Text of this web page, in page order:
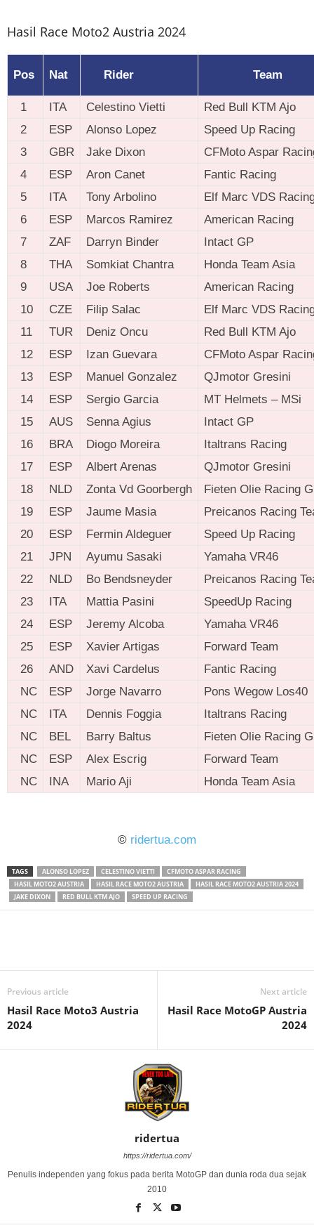
Hasil Race Moto2 Austria 2024
Pos Nat Rider Team
1 ITA Celestino Vietti
Red Bull KTM Ajo
2
ESP Alonso Lopez
Speed Up Racing
3
GBR Jake Dixon
CFMoto Aspar
4
ESP Aron Canet
Fantic Racing
5
ITA Tony Arbolino
Elf Marc VDS
6
ESP Marcos Ramirez
American Racing
7
ZAF Darryn Binder
Intact GP
8
THA Somkiat Chantra
Honda Team Asia
9
USA Joe Roberts
American Racing
10
CZE Filip Salac
Elf Marc VDS
11
TUR Deniz Oncu
Red Bull KTM Ajo
12
ESP Izan Guevara
CFMoto Aspar
13
ESP Manuel Gonzalez
QJmotor Gresini
14
ESP Sergio Garcia
MT Helmets – MSi
15
AUS Senna Agius
Intact GP
16
BRA Diogo Moreira
Italtrans Racing
17
ESP Albert Arenas
QJmotor Gresini
18
NLD Zonta Vd Goorbergh
Fieten Olie Racing
19
ESP Jaume Masia
Preicanos Racing
20
ESP Fermin Aldeguer
Speed Up Racing
21
JPN Ayumu Sasaki
Yamaha VR46
22
NLD Bo Bendsneyder
Preicanos Racing
23
ITA Mattia Pasini
SpeedUp Racing
24
ESP Jeremy Alcoba
Yamaha VR46
25
ESP Xavier Artigas
Forward Team
26
AND Xavi Cardelus
Fantic Racing
NC
ESP Jorge Navarro
Pons Wegow Los40
NC
ITA Dennis Foggia
Italtrans Racing
NC
BEL Barry Baltus
Fieten Olie Racing
NC
ESP Alex Escrig
Forward Team
NC
INA Mario Aji Honda Team Asia
© ridertua.com
TAGS ALONSO LOPEZ CELESTINO VIETTI
CFMOTO ASPAR RACING
HASIL MOTO2 AUSTRIA
HASIL RACE MOTO2 AUSTRIA
HASIL RACE MOTO2 AUSTRIA 2024
JAKE DIXON
RED BULL KTM AJO SPEED UP RACING
Previous article
Hasil Race Moto3 Austria
2024
Next article
Hasil Race MotoGP Austria
2024
ridertua
https://ridertua.com/
Penulis independen yang fokus pada berita MotoGP dan dunia roda dua sejak
2010